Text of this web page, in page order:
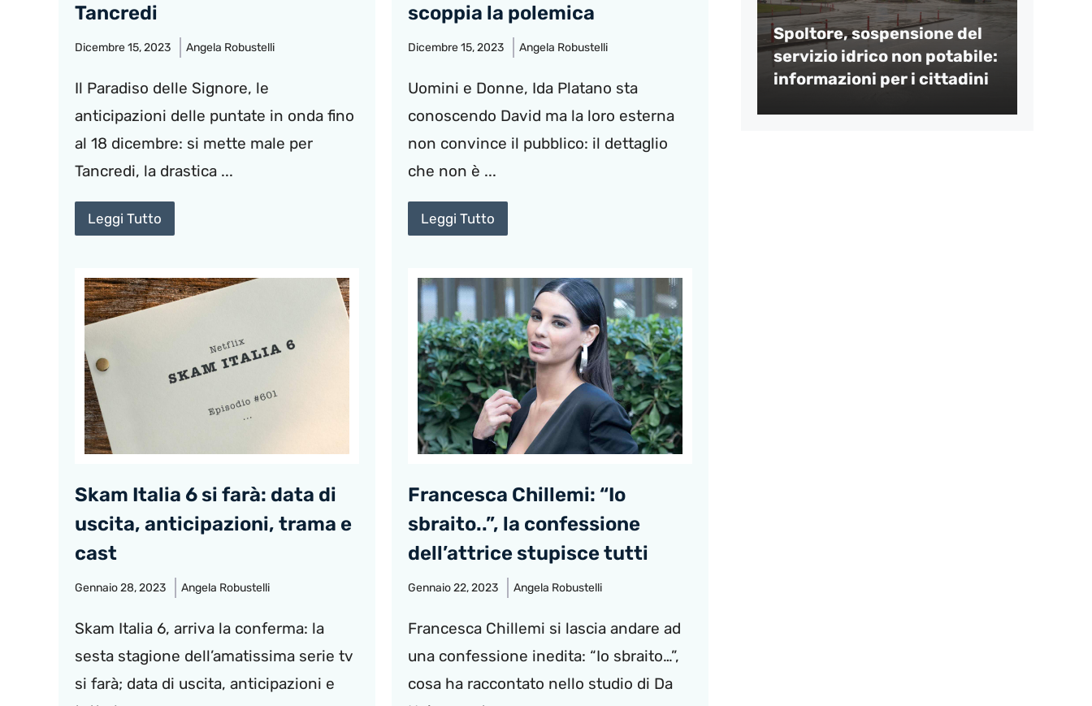
Tancredi
Dicembre 15, 2023 Angela Robustelli
Il Paradiso delle Signore, le
anticipazioni delle puntate in onda fino
al 18 dicembre: si mette male per
Tancredi, la drastica ...
Leggi Tutto
scoppia la polemica
Dicembre 15, 2023 Angela Robustelli
Uomini e Donne, Ida Platano sta
conoscendo David ma la loro esterna
non convince il pubblico: il dettaglio
che non è ...
Leggi Tutto
Skam Italia 6 si farà: data di
uscita, anticipazioni, trama e
cast
Gennaio 28, 2023 Angela Robustelli
Skam Italia 6, arriva la conferma: la
sesta stagione dell’amatissima serie tv
si farà; data di uscita, anticipazioni e
Francesca Chillemi: “Io
sbraito..”, la confessione
dell’attrice stupisce tutti
Gennaio 22, 2023 Angela Robustelli
Francesca Chillemi si lascia andare ad
una confessione inedita: “Io sbraito…”,
cosa ha raccontato nello studio di Da
Spoltore, sospensione del
servizio idrico non potabile:
informazioni per i cittadini